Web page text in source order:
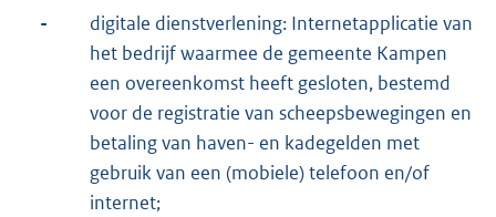
-
digitale dienstverlening: Internetapplicatie van
het bedrijf waarmee de gemeente Kampen
een overeenkomst heeft gesloten, bestemd
voor de registratie van scheepsbewegingen en
betaling van haven- en kadegelden met
gebruik van een (mobiele) telefoon en/of
internet;